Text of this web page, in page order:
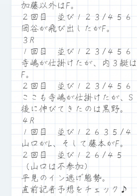
加藤以外はF。
２回目 並び１２３/４５６
岡谷が飛び出したがF。
３R
１回目 並び１２３/４５６
寺嶋が仕掛けたが、内３艇は
F。
２回目 並び１２３/４５６
ここも寺嶋が仕掛けたが、S
後に伸びてきたのは黒野。
４R
１回目 並び１２６３５/４
山口がL、そして藤本がF。
２回目 並び１２６/４５
（山口は不参加）
平見のイン逃げ態勢。
直前記者予想をチェック♪